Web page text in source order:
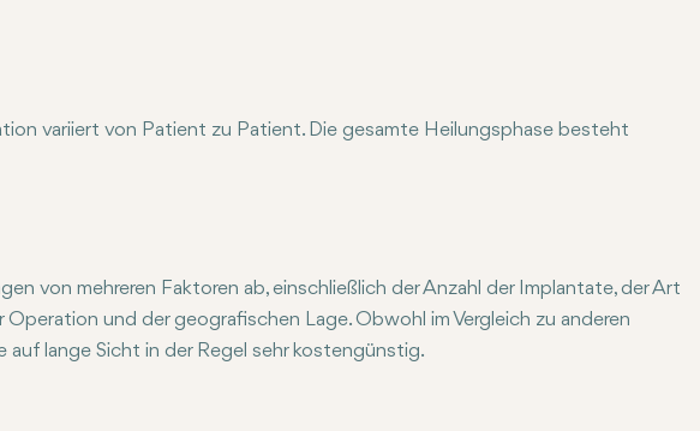
wird Ihnen Anweisungen zur Pflege Ihrer Implantatstelle nach der
und Reinigen des Implantatbereichs mit Zahnseide. Man sollte auch
sind notwendig, um die Gesundheit Ihrer Implantate zu überwachen.
erschweren und das Implantat beeinträchtigen kann. Die Chancen
variiert von Patient zu Patient. Die gesamte Heilungsphase besteht
können Sie leicht geschwollen, gequetscht oder Schmerzen
in den Kieferknochen und dauert einige Monate. In dieser Zeit wird
einige Monate dauern, aber für die meisten Patienten lohnt es
von mehreren Faktoren ab, einschließlich der Anzahl der Implantate, der Art
und der geografischen Lage. Obwohl im Vergleich zu anderen
lange Sicht in der Regel sehr kostengünstig.
Kosten für Implantate decken, aber es ist wichtig, dass Sie sich bei Ihrem